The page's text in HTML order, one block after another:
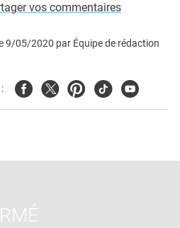
vos commentaires
9/05/2020 par Équipe de rédaction
FacebookTwitterPinterest
TiktokYoutube